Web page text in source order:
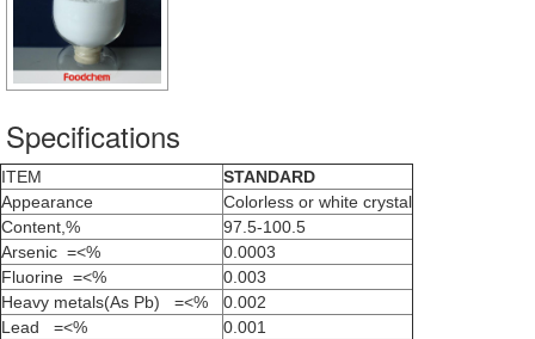
Specifications
ITEM
STANDARD
Appearance
Colorless or white crystal
Content,%
97.5-100.5
Arsenic =<%
0.0003
Fluorine =<%
0.003
Heavy metals(As Pb) =<%
0.002
Lead =<%
0.001